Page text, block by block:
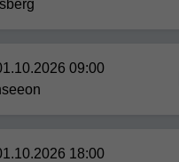
09:00
18:00